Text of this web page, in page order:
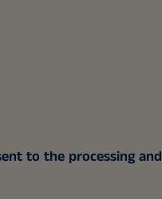
to the processing